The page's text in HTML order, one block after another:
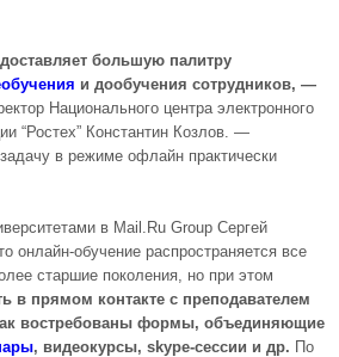
большую палитру
и дообучения сотрудников, —
Национального центра электронного
“Ростех” Константин Козлов. —
в режиме офлайн практически
в Mail.Ru Group Сергей
онлайн-обучение распространяется все
старшие поколения, но при этом
в прямом контакте с преподавателем
востребованы формы, объединяющие
, видеокурсы, skype-сессии и др. По